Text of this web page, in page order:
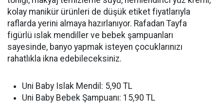
kolay manikür ürünleri de düşük etiket fiyatlarıyla
raflarda yerini almaya hazırlanıyor. Rafadan Tayfa
figürlü ıslak mendiller ve bebek şampuanları
sayesinde, banyo yapmak isteyen çocuklarınızı
rahatlıkla ikna edebileceksiniz.
Uni Baby Islak Mendil: 5,90 TL
Uni Baby Bebek Şampuanı: 15,90 TL